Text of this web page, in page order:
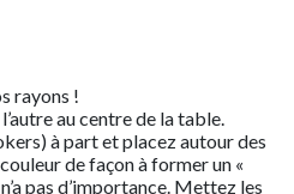
rayons !
au centre de la table.
à part et placez autour des
de façon à former un «
pas d’importance. Mettez les